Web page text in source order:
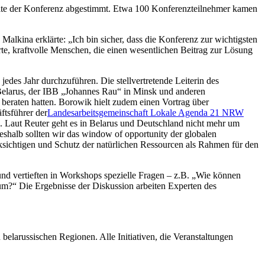
der Konferenz abgestimmt. Etwa 100 Konferenzteilnehmer kamen
erklärte: „Ich bin sicher, dass die Konferenz zur wichtigsten
kraftvolle Menschen, die einen wesentlichen Beitrag zur Lösung
Jahr durchzuführen. Die stellvertretende Leiterin des
der IBB „Johannes Rau“ in Minsk und anderen
hatten. Borowik hielt zudem einen Vortrag über
derLandesarbeitsgemeinschaft Lokale Agenda 21 NRW
Reuter geht es in Belarus und Deutschland nicht mehr um
sollten wir das window of opportunity der globalen
und Schutz der natürlichen Ressourcen als Rahmen für den
vertieften in Workshops spezielle Fragen – z.B. „Wie können
Die Ergebnisse der Diskussion arbeiten Experten des
Regionen. Alle Initiativen, die Veranstaltungen